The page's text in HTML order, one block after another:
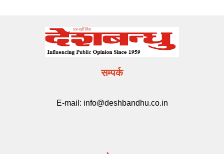
सम्पर्क
E-mail: info@deshbandhu.co.in